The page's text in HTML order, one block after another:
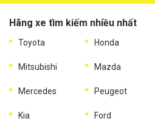
Hãng xe tìm kiếm nhiều nhất
Toyota Honda
Mitsubishi Mazda
Mercedes Peugeot
Kia Ford